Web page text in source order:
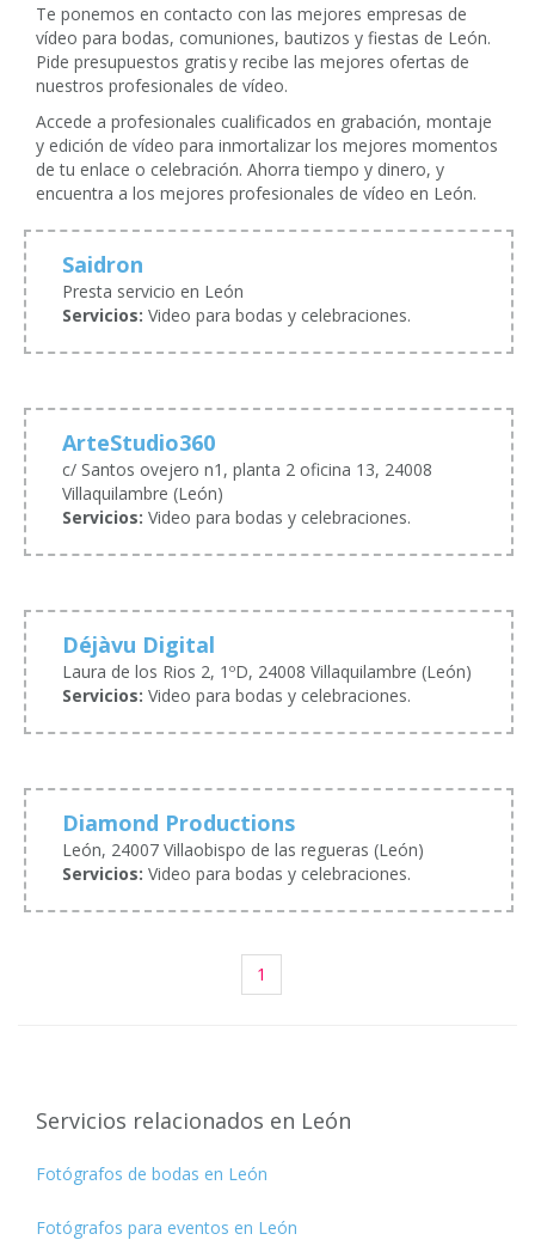
Te ponemos en contacto con las mejores empresas de
vídeo para bodas, comuniones, bautizos y fiestas de León.
Pide presupuestos gratis y recibe las mejores ofertas de
nuestros profesionales de vídeo.
Accede a profesionales cualificados en grabación, montaje
y edición de vídeo para inmortalizar los mejores momentos
de tu enlace o celebración. Ahorra tiempo y dinero, y
encuentra a los mejores profesionales de vídeo en León.
Saidron
Presta servicio en León
Servicios: Video para bodas y celebraciones.
ArteStudio360
c/ Santos ovejero n1, planta 2 oficina 13, 24008
Villaquilambre (León)
Servicios: Video para bodas y celebraciones.
Déjàvu Digital
Laura de los Rios 2, 1ºD, 24008 Villaquilambre (León)
Servicios: Video para bodas y celebraciones.
Diamond Productions
León, 24007 Villaobispo de las regueras (León)
Servicios: Video para bodas y celebraciones.
1
Servicios relacionados en León
Fotógrafos de bodas en León
Fotógrafos para eventos en León